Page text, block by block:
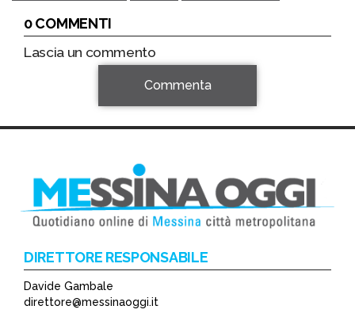
0 COMMENTI
Lascia un commento
*
Commenta
DIRETTORE RESPONSABILE
Davide Gambale
direttore@messinaoggi.it